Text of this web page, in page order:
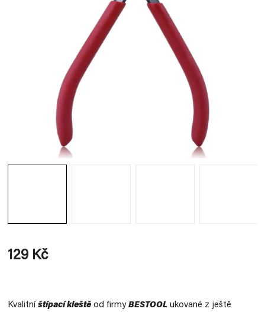
129 Kč
Kvalitní štípací kleště od firmy BESTOOL ukované z ještě